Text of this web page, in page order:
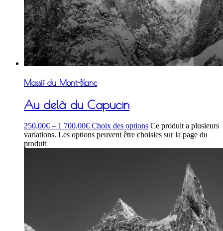
Massif du Mont-Blanc
Au delà du Capucin
250,00€ – 1 700,00€ Choix des options Ce produit a plusieurs
variations. Les options peuvent être choisies sur la page du
produit